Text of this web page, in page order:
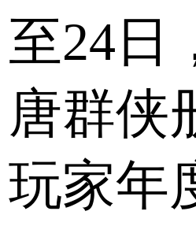
至24日
唐群侠
玩家年